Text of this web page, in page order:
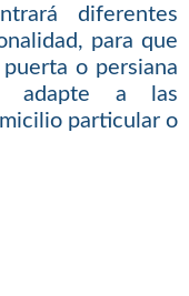
diferentes
para que
o persiana
adapte a las
particular o